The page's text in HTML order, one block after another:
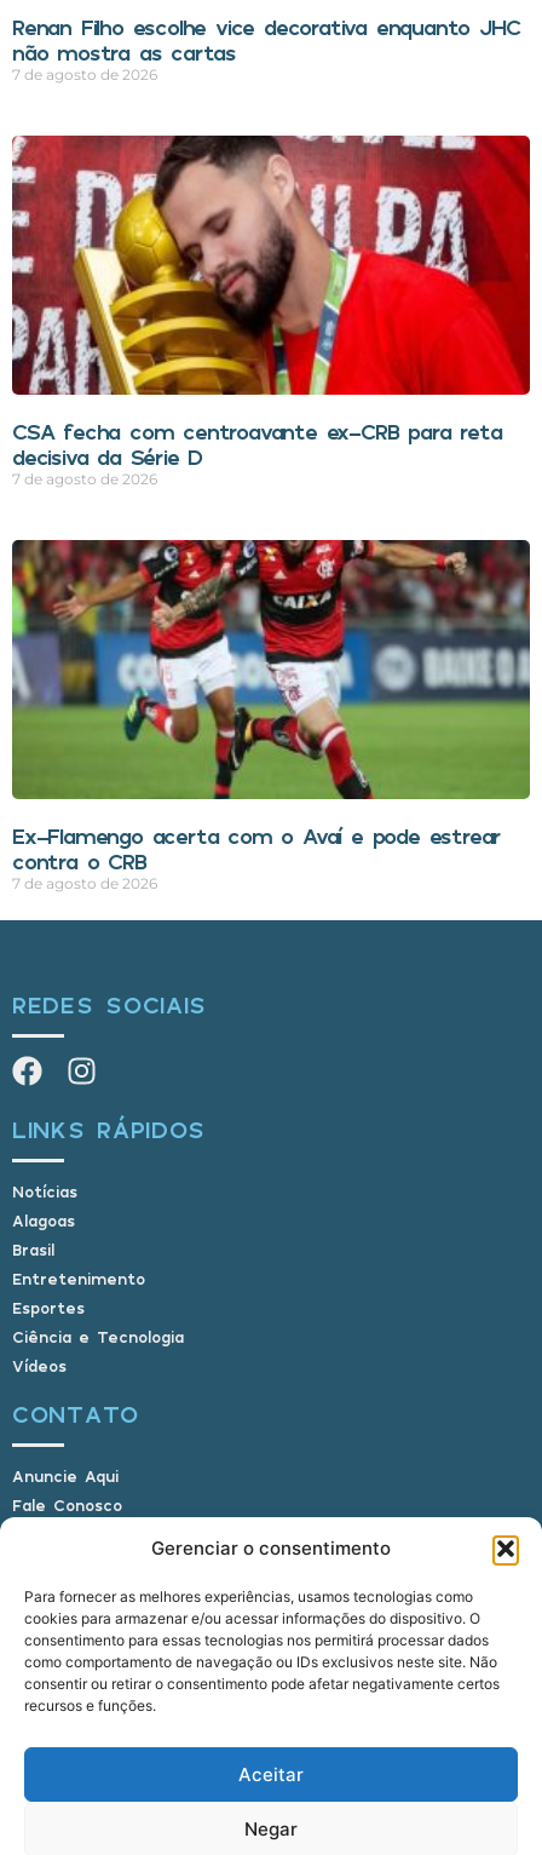
Gerenciar o consentimento
Para fornecer as melhores experiências, usamos tecnologias como
cookies para armazenar e/ou acessar informações do dispositivo. O
consentimento para essas tecnologias nos permitirá processar dados
como comportamento de navegação ou IDs exclusivos neste site. Não
consentir ou retirar o consentimento pode afetar negativamente certos
recursos e funções.
Aceitar
Negar
Renan Filho escolhe vice decorativa enquanto JHC
não mostra as cartas
7 de agosto de 2026
CSA fecha com centroavante ex-CRB para reta
decisiva da Série D
7 de agosto de 2026
Ex-Flamengo acerta com o Avaí e pode estrear
contra o CRB
7 de agosto de 2026
REDES SOCIAIS
LINKS RÁPIDOS
Notícias
Alagoas
Brasil
Entretenimento
Esportes
Ciência e Tecnologia
Vídeos
CONTATO
Anuncie Aqui
Fale Conosco
E-mail: alagoasbrasilnoticias@gmail.com
Telefone: (82) 9 9691-0391 (Whatsapp)
Responsável Técnico: Crysthyan Carlos
Rua do Sau - Centro - Anadia - AL - CEP:
© 2022 - 2026 Alagoas Brasil Notícias. Todos os
direitos reservados.